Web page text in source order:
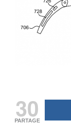
30
PARTAGE